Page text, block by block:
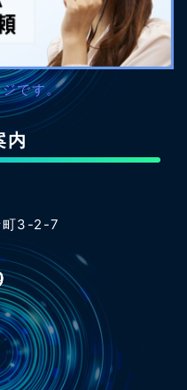
です。
内
町3-2-7